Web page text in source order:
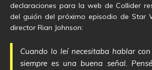
declaraciones para la web de Collider
del guión del próximo episodio de Star
director Rian Johnson:
Cuando lo leí necesitaba hablar
siempre es una buena señal.